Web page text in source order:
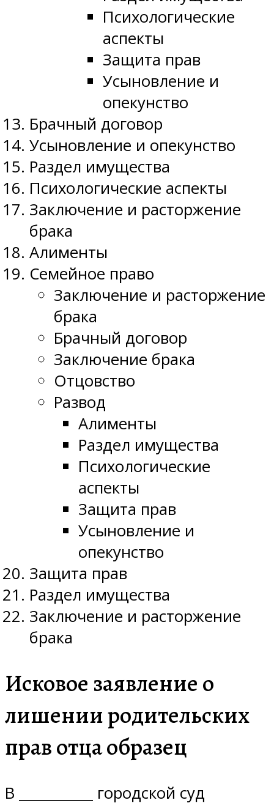
Психологические
аспекты
Защита прав
Усыновление и
опекунство
Брачный договор
Усыновление и опекунство
Раздел имущества
Психологические аспекты
Заключение и расторжение
брака
Алименты
Семейное право
Заключение и расторжение
брака
Брачный договор
Заключение брака
Отцовство
Развод
Алименты
Раздел имущества
Психологические
аспекты
Защита прав
Усыновление и
опекунство
Защита прав
Раздел имущества
Заключение и расторжение
брака
Исковое заявление о
лишении родительских
прав отца образец
В ___________ городской суд